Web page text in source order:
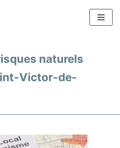
naturels
Victor-de-